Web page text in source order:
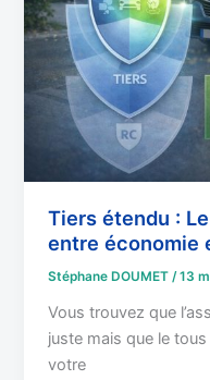
Tiers étendu :
entre économie
Stéphane DOUMET/13
Vous trouvez que
juste mais que le
votre
compromis
intelligent
entre
économie
protection